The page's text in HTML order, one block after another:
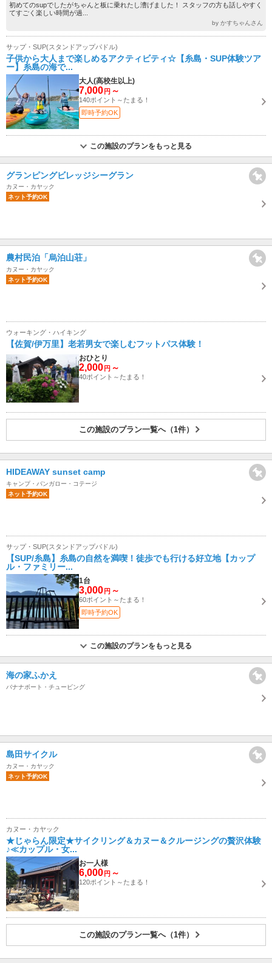
初めてのsupでしたがちゃんと板に乗れたし漕げました！ スタッフの方も話しやすく
てすごく楽しい時間が過...
by かすちゃんさん
サップ・SUP(スタンドアップパドル)
子供から大人まで楽しめるアクティビティ☆【糸島・SUP体験ツア
ー】糸島の海で...
大人(高校生以上)
7,000 円 ～
140ポイント～たまる！
即時予約OK
この施設のプランをもっと見る
グランピングビレッジシーグラン
カヌー・カヤック
ネット予約OK
農村民泊「烏泊山荘」
カヌー・カヤック
ネット予約OK
ウォーキング・ハイキング
【佐賀/伊万里】老若男女で楽しむフットパス体験！
おひとり
2,000 円 ～
40ポイント～たまる！
この施設のプラン一覧へ（1件）
HIDEAWAY sunset camp
キャンプ・バンガロー・コテージ
ネット予約OK
サップ・SUP(スタンドアップパドル)
【SUP/糸島】糸島の自然を満喫！徒歩でも行ける好立地【カップ
ル・ファミリー...
1台
3,000 円 ～
60ポイント～たまる！
即時予約OK
この施設のプランをもっと見る
海の家ふかえ
バナナボート・チュービング
島田サイクル
カヌー・カヤック
ネット予約OK
カヌー・カヤック
★じゃらん限定★サイクリング＆カヌー＆クルージングの贅沢体験
♪≪カップル・女...
お一人様
6,000 円 ～
120ポイント～たまる！
この施設のプラン一覧へ（1件）